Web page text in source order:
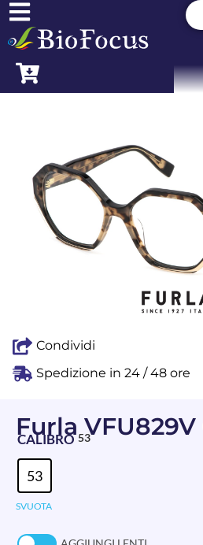
Condividi
Spedizione in 24 / 48 ore
Furla VFU829V
CALIBRO 53
53
SVUOTA